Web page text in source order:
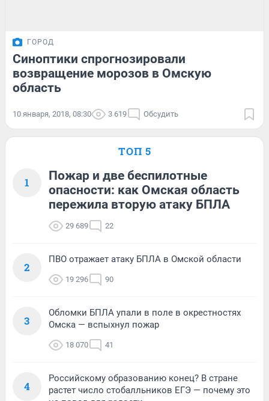
ГОРОД
Синоптики спрогнозировали
возвращение морозов в Омскую
область
10 января, 2018, 08:30 3 619 Обсудить
ТОП 5
1
Пожар и две беспилотные
опасности: как Омская область
пережила вторую атаку БПЛА
29 689 22
2
ПВО отражает атаку БПЛА в Омской области
19 296 90
3
Обломки БПЛА упали в поле в окрестностях
Омска — вспыхнул пожар
18 070 41
4
Российскому образованию конец? В стране
растет число стобалльников ЕГЭ — почему это